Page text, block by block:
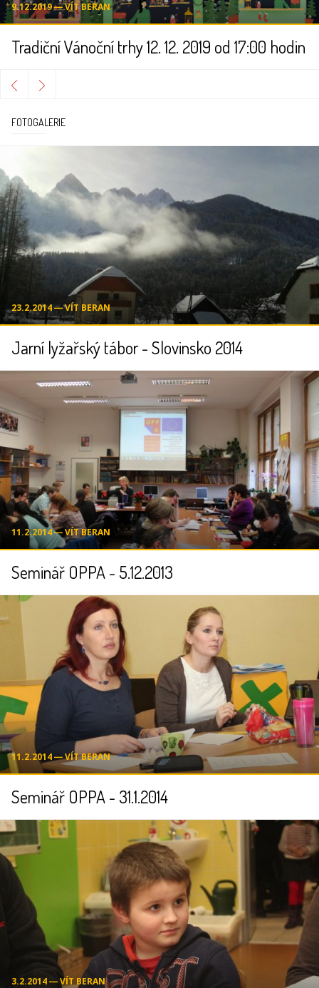
9.12.2019 ― VÍT BERAN
Tradiční Vánoční trhy 12. 12. 2019 od 17:00 hodin
FOTOGALERIE
23.2.2014 ― VÍT BERAN
Jarní lyžařský tábor - Slovinsko 2014
11.2.2014 ― VÍT BERAN
Seminář OPPA - 5.12.2013
11.2.2014 ― VÍT BERAN
Seminář OPPA - 31.1.2014
3.2.2014 ― VÍT BERAN